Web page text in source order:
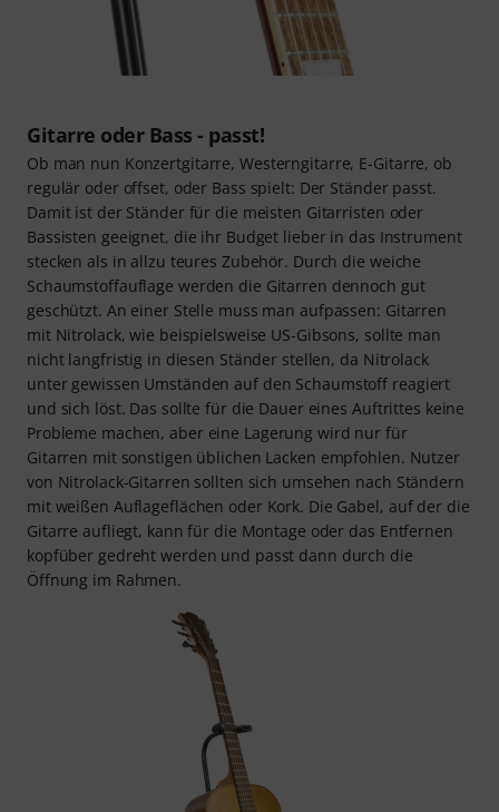
Gitarre oder Bass - passt!
Ob man nun Konzertgitarre, Westerngitarre, E-Gitarre, ob
regulär oder offset, oder Bass spielt: Der Ständer passt.
Damit ist der Ständer für die meisten Gitarristen oder
Bassisten geeignet, die ihr Budget lieber in das Instrument
stecken als in allzu teures Zubehör. Durch die weiche
Schaumstoffauflage werden die Gitarren dennoch gut
geschützt. An einer Stelle muss man aufpassen: Gitarren
mit Nitrolack, wie beispielsweise US-Gibsons, sollte man
nicht langfristig in diesen Ständer stellen, da Nitrolack
unter gewissen Umständen auf den Schaumstoff reagiert
und sich löst. Das sollte für die Dauer eines Auftrittes keine
Probleme machen, aber eine Lagerung wird nur für
Gitarren mit sonstigen üblichen Lacken empfohlen. Nutzer
von Nitrolack-Gitarren sollten sich umsehen nach Ständern
mit weißen Auflageflächen oder Kork. Die Gabel, auf der die
Gitarre aufliegt, kann für die Montage oder das Entfernen
kopfüber gedreht werden und passt dann durch die
Öffnung im Rahmen.